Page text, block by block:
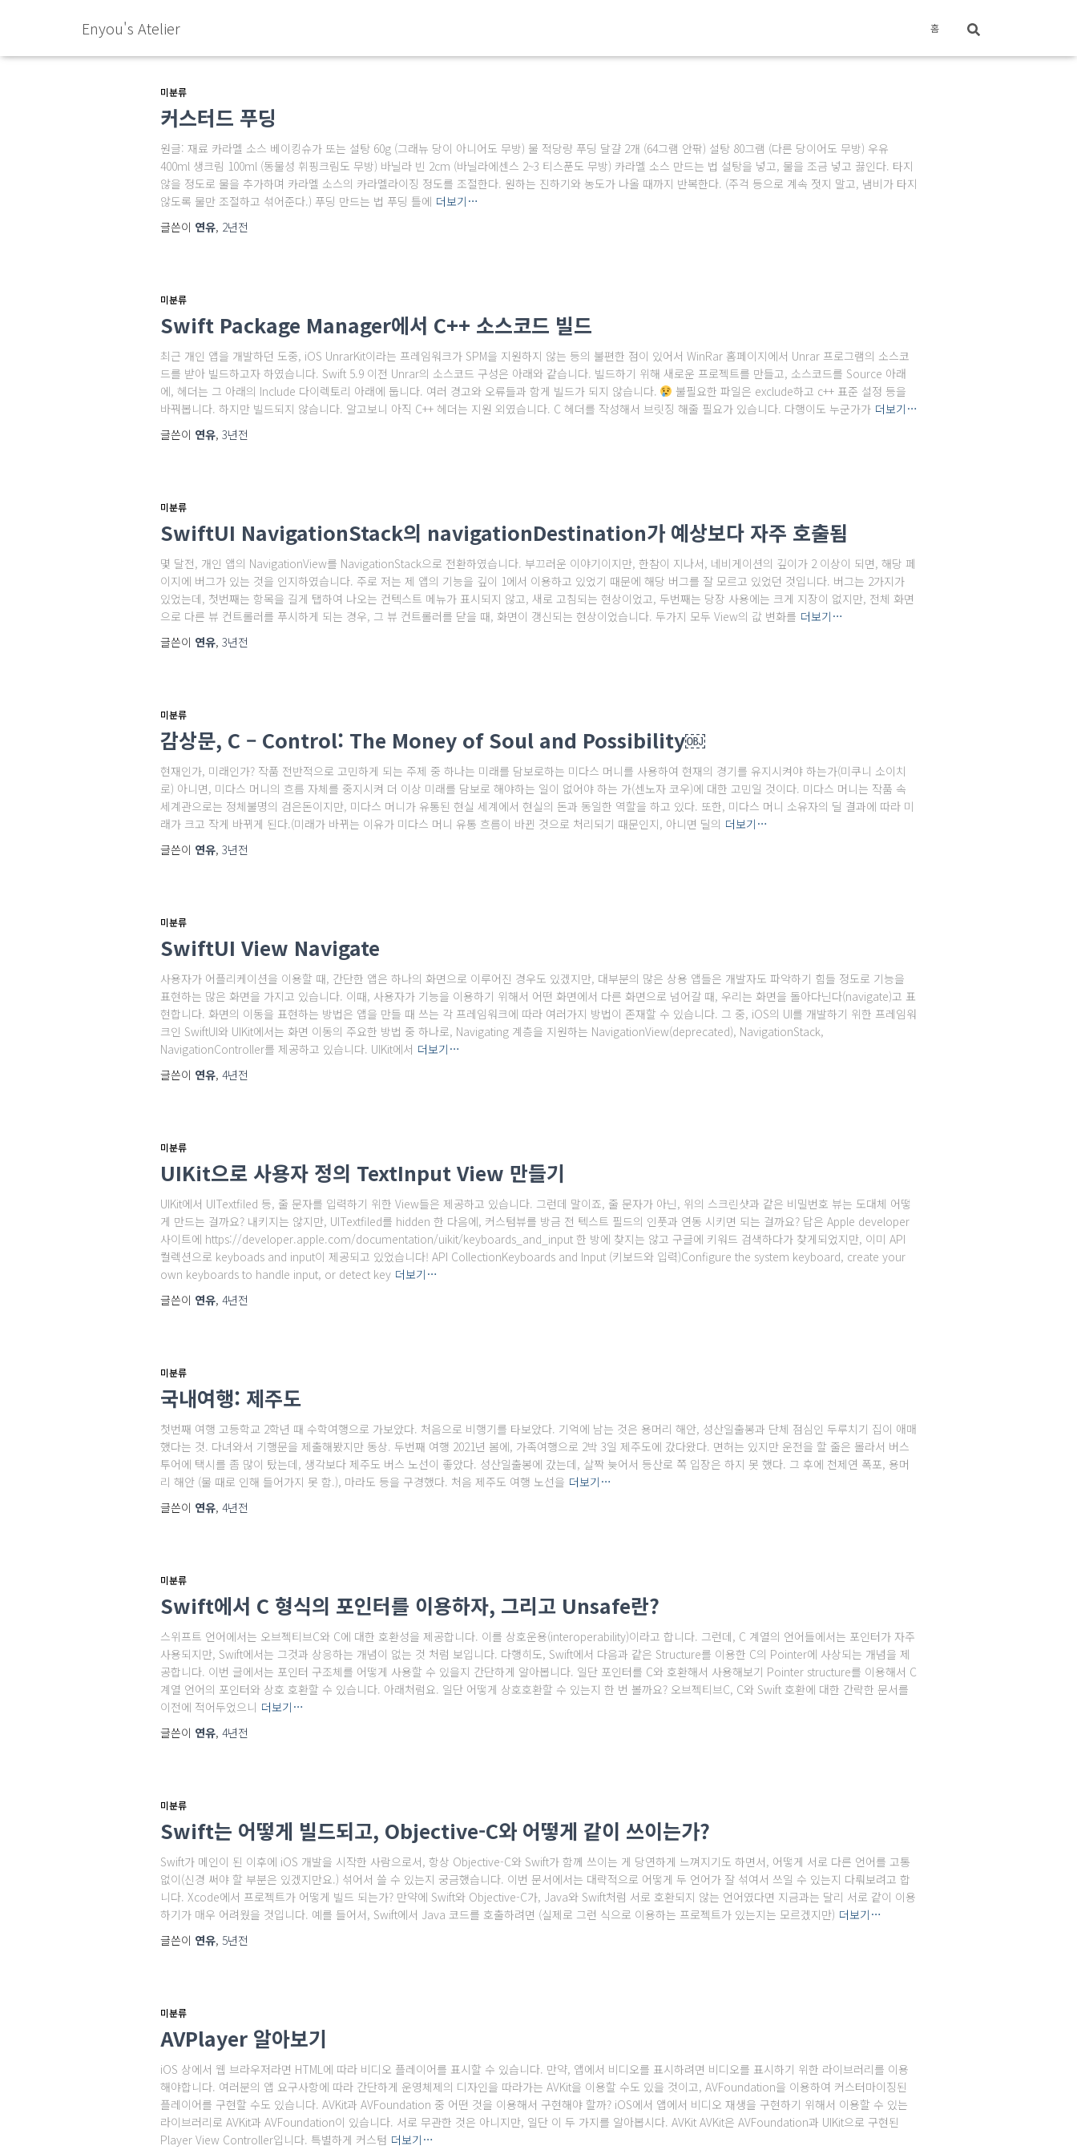
Enyou's Atelier 홈
미분류
커스터드 푸딩
원글: 재료 카라멜 소스 베이킹슈가 또는 설탕 60g (그래뉴 당이 아니어도 무방) 물 적당량 푸딩 달걀 2개 (64그램 안팎) 설탕 80그램 (다른 당이어도 무방) 우유
400ml 생크림 100ml (동물성 휘핑크림도 무방) 바닐라 빈 2cm (바닐라에센스 2~3 티스푼도 무방) 카라멜 소스 만드는 법 설탕을 넣고, 물을 조금 넣고 끓인다. 타지
않을 정도로 물을 추가하며 카라멜 소스의 카라멜라이징 정도를 조절한다. 원하는 진하기와 농도가 나올 때까지 반복한다. (주걱 등으로 계속 젓지 말고, 냄비가 타지
않도록 물만 조절하고 섞어준다.) 푸딩 만드는 법 푸딩 틀에 더보기…
글쓴이 연유, 2년전
미분류
Swift Package Manager에서 C++ 소스코드 빌드
최근 개인 앱을 개발하던 도중, iOS UnrarKit이라는 프레임워크가 SPM을 지원하지 않는 등의 불편한 점이 있어서 WinRar 홈페이지에서 Unrar 프로그램의 소스코
드를 받아 빌드하고자 하였습니다. Swift 5.9 이전 Unrar의 소스코드 구성은 아래와 같습니다. 빌드하기 위해 새로운 프로젝트를 만들고, 소스코드를 Source 아래
에, 헤더는 그 아래의 Include 다이렉토리 아래에 둡니다. 여러 경고와 오류들과 함게 빌드가 되지 않습니다.
불필요한 파일은 exclude하고 c++ 표준 설정 등을
바꿔봅니다. 하지만 빌드되지 않습니다. 알고보니 아직 C++ 헤더는 지원 외였습니다. C 헤더를 작성해서 브릿징 해줄 필요가 있습니다. 다행이도 누군가가 더보기…
글쓴이 연유, 3년전
미분류
SwiftUI NavigationStack의 navigationDestination가 예상보다 자주 호출됨
몇 달전, 개인 앱의 NavigationView를 NavigationStack으로 전환하였습니다. 부끄러운 이야기이지만, 한참이 지나서, 네비게이션의 깊이가 2 이상이 되면, 해당 페
이지에 버그가 있는 것을 인지하였습니다. 주로 저는 제 앱의 기능을 깊이 1에서 이용하고 있었기 때문에 해당 버그를 잘 모르고 있었던 것입니다. 버그는 2가지가
있었는데, 첫번째는 항목을 길게 탭하여 나오는 컨텍스트 메뉴가 표시되지 않고, 새로 고침되는 현상이었고, 두번째는 당장 사용에는 크게 지장이 없지만, 전체 화면
으로 다른 뷰 컨트롤러를 푸시하게 되는 경우, 그 뷰 컨트롤러를 닫을 때, 화면이 갱신되는 현상이었습니다. 두가지 모두 View의 값 변화를 더보기…
글쓴이 연유, 3년전
미분류
감상문, C – Control: The Money of Soul and Possibility￼
현재인가, 미래인가? 작품 전반적으로 고민하게 되는 주제 중 하나는 미래를 담보로하는 미다스 머니를 사용하여 현재의 경기를 유지시켜야 하는가(미쿠니 소이치
로) 아니면, 미다스 머니의 흐름 자체를 중지시켜 더 이상 미래를 담보로 해야하는 일이 없어야 하는 가(센노자 코우)에 대한 고민일 것이다. 미다스 머니는 작품 속
세계관으로는 정체불명의 검은돈이지만, 미다스 머니가 유통된 현실 세계에서 현실의 돈과 동일한 역할을 하고 있다. 또한, 미다스 머니 소유자의 딜 결과에 따라 미
래가 크고 작게 바뀌게 된다.(미래가 바뀌는 이유가 미다스 머니 유통 흐름이 바뀐 것으로 처리되기 때문인지, 아니면 딜의 더보기…
글쓴이 연유, 3년전
미분류
SwiftUI View Navigate
사용자가 어플리케이션을 이용할 때, 간단한 앱은 하나의 화면으로 이루어진 경우도 있겠지만, 대부분의 많은 상용 앱들은 개발자도 파악하기 힘들 정도로 기능을
표현하는 많은 화면을 가지고 있습니다. 이때, 사용자가 기능을 이용하기 위해서 어떤 화면에서 다른 화면으로 넘어갈 때, 우리는 화면을 돌아다닌다(navigate)고 표
현합니다. 화면의 이동을 표현하는 방법은 앱을 만들 때 쓰는 각 프레임워크에 따라 여러가지 방법이 존재할 수 있습니다. 그 중, iOS의 UI를 개발하기 위한 프레임워
크인 SwiftUI와 UIKit에서는 화면 이동의 주요한 방법 중 하나로, Navigating 계층을 지원하는 NavigationView(deprecated), NavigationStack,
NavigationController를 제공하고 있습니다. UIKit에서 더보기…
글쓴이 연유, 4년전
미분류
UIKit으로 사용자 정의 TextInput View 만들기
UIKit에서 UITextfiled 등, 줄 문자를 입력하기 위한 View들은 제공하고 있습니다. 그런데 말이죠, 줄 문자가 아닌, 위의 스크린샷과 같은 비밀번호 뷰는 도대체 어떻
게 만드는 걸까요? 내키지는 않지만, UITextfiled를 hidden 한 다음에, 커스텀뷰를 방금 전 텍스트 필드의 인풋과 연동 시키면 되는 걸까요? 답은 Apple developer
사이트에 https://developer.apple.com/documentation/uikit/keyboards_and_input 한 방에 찾지는 않고 구글에 키워드 검색하다가 찾게되었지만, 이미 API
컬렉션으로 keyboads and input이 제공되고 있었습니다! API CollectionKeyboards and Input (키보드와 입력)Configure the system keyboard, create your
own keyboards to handle input, or detect key 더보기…
글쓴이 연유, 4년전
미분류
국내여행: 제주도
첫번째 여행 고등학교 2학년 때 수학여행으로 가보았다. 처음으로 비행기를 타보았다. 기억에 남는 것은 용머리 해안, 성산일출봉과 단체 점심인 두루치기 집이 애매
했다는 것. 다녀와서 기행문을 제출해봤지만 동상. 두번째 여행 2021년 봄에, 가족여행으로 2박 3일 제주도에 갔다왔다. 면허는 있지만 운전을 할 줄은 몰라서 버스
투어에 택시를 좀 많이 탔는데, 생각보다 제주도 버스 노선이 좋았다. 성산일출봉에 갔는데, 살짝 늦어서 등산로 쪽 입장은 하지 못 했다. 그 후에 천제연 폭포, 용머
리 해안 (물 때로 인해 들어가지 못 함.), 마라도 등을 구경했다. 처음 제주도 여행 노선을 더보기…
글쓴이 연유, 4년전
미분류
Swift에서 C 형식의 포인터를 이용하자, 그리고 Unsafe란?
스위프트 언어에서는 오브젝티브C와 C에 대한 호환성을 제공합니다. 이를 상호운용(interoperability)이라고 합니다. 그런데, C 계열의 언어들에서는 포인터가 자주
사용되지만, Swift에서는 그것과 상응하는 개념이 없는 것 처럼 보입니다. 다행히도, Swift에서 다음과 같은 Structure를 이용한 C의 Pointer에 사상되는 개념을 제
공합니다. 이번 글에서는 포인터 구조체를 어떻게 사용할 수 있을지 간단하게 알아봅니다. 일단 포인터를 C와 호환해서 사용해보기 Pointer structure를 이용해서 C
계열 언어의 포인터와 상호 호환할 수 있습니다. 아래처럼요. 일단 어떻게 상호호환할 수 있는지 한 번 볼까요? 오브젝티브C, C와 Swift 호환에 대한 간략한 문서를
이전에 적어두었으니 더보기…
글쓴이 연유, 4년전
미분류
Swift는 어떻게 빌드되고, Objective-C와 어떻게 같이 쓰이는가?
Swift가 메인이 된 이후에 iOS 개발을 시작한 사람으로서, 항상 Objective-C와 Swift가 함께 쓰이는 게 당연하게 느껴지기도 하면서, 어떻게 서로 다른 언어를 고통
없이(신경 써야 할 부분은 있겠지만요.) 섞어서 쓸 수 있는지 궁금했습니다. 이번 문서에서는 대략적으로 어떻게 두 언어가 잘 섞여서 쓰일 수 있는지 다뤄보려고 합
니다. Xcode에서 프로젝트가 어떻게 빌드 되는가? 만약에 Swift와 Objective-C가, Java와 Swift처럼 서로 호환되지 않는 언어였다면 지금과는 달리 서로 같이 이용
하기가 매우 어려웠을 것입니다. 예를 들어서, Swift에서 Java 코드를 호출하려면 (실제로 그런 식으로 이용하는 프로젝트가 있는지는 모르겠지만) 더보기…
글쓴이 연유, 5년전
미분류
AVPlayer 알아보기
iOS 상에서 웹 브라우저라면 HTML에 따라 비디오 플레이어를 표시할 수 있습니다. 만약, 앱에서 비디오를 표시하려면 비디오를 표시하기 위한 라이브러리를 이용
해야합니다. 여러분의 앱 요구사항에 따라 간단하게 운영체제의 디자인을 따라가는 AVKit을 이용할 수도 있을 것이고, AVFoundation을 이용하여 커스터마이징된
플레이어를 구현할 수도 있습니다. AVKit과 AVFoundation 중 어떤 것을 이용해서 구현해야 할까? iOS에서 앱에서 비디오 재생을 구현하기 위해서 이용할 수 있는
라이브러리로 AVKit과 AVFoundation이 있습니다. 서로 무관한 것은 아니지만, 일단 이 두 가지를 알아봅시다. AVKit AVKit은 AVFoundation과 UIKit으로 구현된
Player View Controller입니다. 특별하게 커스텀 더보기…